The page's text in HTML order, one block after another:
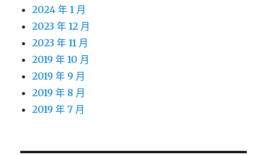
2024 年 1 月
2023 年 12 月
2023 年 11 月
2019 年 10 月
2019 年 9 月
2019 年 8 月
2019 年 7 月